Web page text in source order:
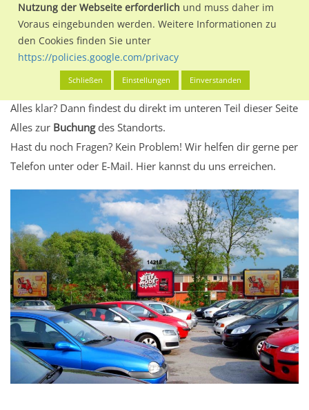
aktuelleStandortinformationenund Leistungswerte. Damit
kannst du dich schon vor der Buchung im Detail über den
Standort, seine Reichweite und Werbewirkung sowie
eventuelle Beschränkungen in den zugelassenen
Werbeinhalten informieren.
Alles klar? Dann findest du direkt im unteren Teil dieser Seite
Alles zur Buchungdes Standorts.
Hast du noch Fragen? Kein Problem! Wir helfen dir gerne per
Telefon unter oder E-Mail. Hier kannst du uns erreichen.
Nutzung der Webseite erforderlich und muss daher im
Voraus eingebunden werden. Weitere Informationen zu
den Cookies finden Sie unter
https://policies.google.com/privacy
Schließen Einstellungen Einverstanden